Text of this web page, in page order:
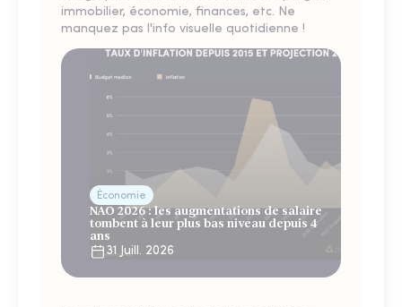
immobilier, économie, finances, etc. Ne
manquez pas l'info visuelle quotidienne !
Économie
NAO 2026 : les augmentations de salaire
tombent à leur plus bas niveau depuis 4
ans
31 Juill. 2026